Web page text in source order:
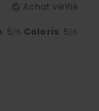
Achat vérifié
: 5/5 Coloris: 5/5